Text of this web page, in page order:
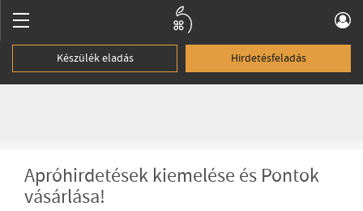
Készülék eladás Hirdetésfeladás
Apróhirdetések kiemelése és ​Pontok
vásárlása!